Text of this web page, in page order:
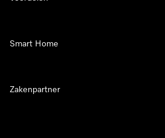
Smart Home
Zakenpartner